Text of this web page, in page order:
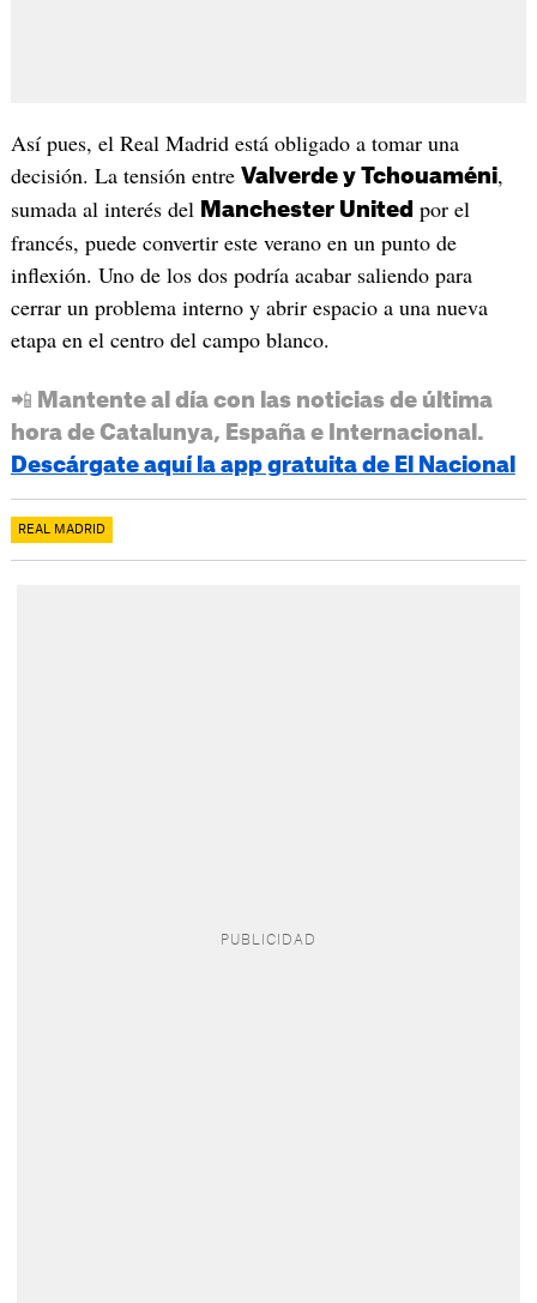
Así pues, el Real Madrid está obligado a tomar una
decisión. La tensión entre Valverde y Tchouaméni,
sumada al interés del Manchester United por el
francés, puede convertir este verano en un punto de
inflexión. Uno de los dos podría acabar saliendo para
cerrar un problema interno y abrir espacio a una nueva
etapa en el centro del campo blanco.
📲 Mantente al día con las noticias de última
hora de Catalunya, España e Internacional.
Descárgate aquí la app gratuita de El Nacional
REAL MADRID